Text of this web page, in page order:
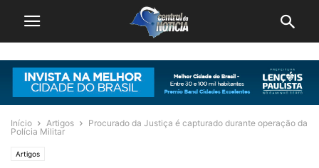
Início Artigos
Procurado da Justiça é capturado durante operação da
Polícia Militar
Artigos